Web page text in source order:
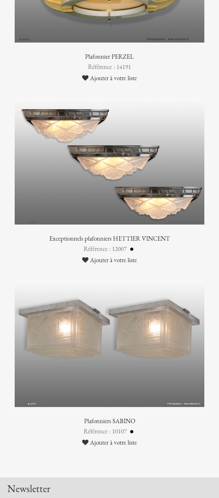
Plafonnier PERZEL
Référence : 14191
Ajouter à votre liste
Exceptionnels plafonniers HETTIER VINCENT
Référence : 12007
Ajouter à votre liste
Plafonniers SABINO
Référence : 10107
Ajouter à votre liste
Newsletter